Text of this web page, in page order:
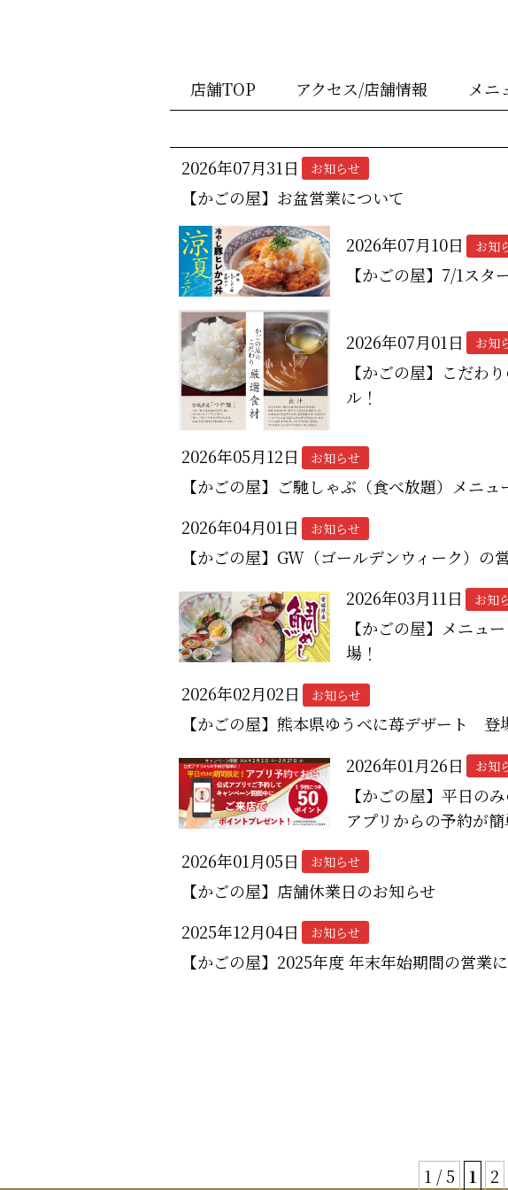
店舗TOP アクセス/店舗情報 メニ
2026年07月31日 お知らせ
【かごの屋】お盆営業について
2026年07月10日 お知
【かごの屋】7/1ス
2026年07月01日 お知
【かごの屋】こだわ
ル！
2026年05月12日 お知らせ
【かごの屋】ご馳しゃぶ（食べ放題）メニ
2026年04月01日
お知らせ
【かごの屋】GW（ゴールデンウィーク）の
2026年03月11日
お知
【かごの屋】メニュ
場！
2026年02月02日
お知らせ
【かごの屋】熊本県ゆうべに苺デザート 登
2026年01月26日
お知
【かごの屋】平日の
アプリからの予約が簡
2026年01月05日
お知らせ
【かごの屋】店舗休業日のお知らせ
2025年12月04日
お知らせ
【かごの屋】2025年度 年末年始期間の営業
1 / 5
1 2